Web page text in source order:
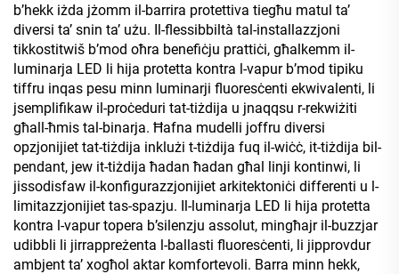
b’hekk iżda jżomm il-barrira protettiva tiegħu matul ta’
diversi ta’ snin ta’ użu. Il-flessibbiltà tal-installazzjoni
tikkostitwiš b’mod oħra benefiċju prattiċi, għalkemm il-
luminarja LED li hija protetta kontra l-vapur b’mod tipiku
tiffru inqas pesu minn luminarji fluoresċenti ekwivalenti, li
jsemplifikaw il-proċeduri tat-tiżdija u jnaqqsu r-rekwiżiti
għall-ħmis tal-binarja. Ħafna mudelli joffru diversi
opzjonijiet tat-tiżdija inklużi t-tiżdija fuq il-wiċċ, it-tiżdija bil-
pendant, jew it-tiżdija ħadan ħadan għal linji kontinwi, li
jissodisfaw il-konfigurazzjonijiet arkitektoniċi differenti u l-
limitazzjonijiet tas-spazju. Il-luminarja LED li hija protetta
kontra l-vapur topera b’silenzju assolut, mingħajr il-buzzjar
udibbli li jirrappreżenta l-ballasti fluoresċenti, li jipprovdur
ambjent ta’ xogħol aktar komfortevoli. Barra minn hekk,